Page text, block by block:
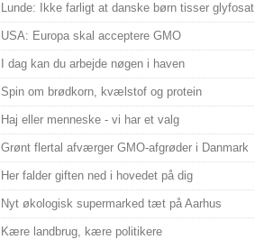
Lunde: Ikke farligt at danske børn tisser glyfosat
USA: Europa skal acceptere GMO
I dag kan du arbejde nøgen i haven
Spin om brødkorn, kvælstof og protein
Haj eller menneske - vi har et valg
Grønt flertal afværger GMO-afgrøder i Danmark
Her falder giften ned i hovedet på dig
Nyt økologisk supermarked tæt på Aarhus
Kære landbrug, kære politikere